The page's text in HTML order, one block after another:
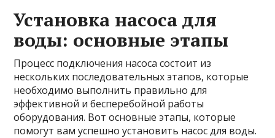
Установка насоса для
воды: основные этапы
Процесс подключения насоса состоит из
нескольких последовательных этапов, которые
необходимо выполнить правильно для
эффективной и бесперебойной работы
оборудования. Вот основные этапы, которые
помогут вам успешно установить насос для воды.